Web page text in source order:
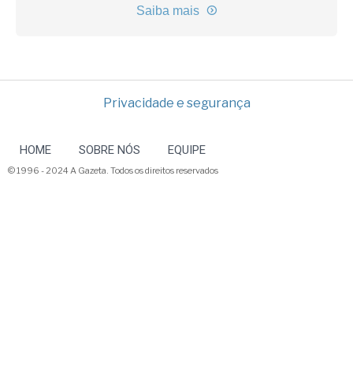
Saiba mais
Privacidade e segurança
HOME SOBRE NÓS EQUIPE
© 1996 - 2024 A Gazeta. Todos os direitos reservados